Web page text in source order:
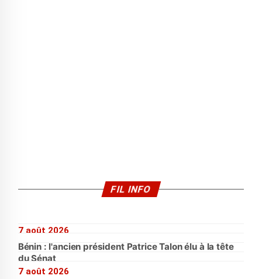
FIL INFO
7 août 2026
Bénin : l'ancien président Patrice Talon élu à la tête
du Sénat
7 août 2026